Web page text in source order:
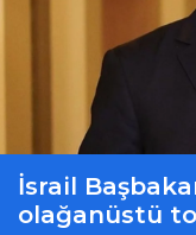
İsrail
olağanüstü